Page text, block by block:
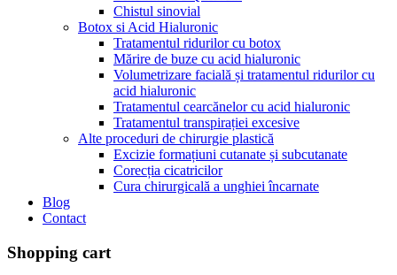
Chistul sinovial
Botox si Acid Hialuronic
Tratamentul ridurilor cu botox
Mărire de buze cu acid hialuronic
Volumetrizare facială și tratamentul ridurilor cu
acid hialuronic
Tratamentul cearcănelor cu acid hialuronic
Tratamentul transpirației excesive
Alte proceduri de chirurgie plastică
Excizie formațiuni cutanate și subcutanate
Corecția cicatricilor
Cura chirurgicală a unghiei încarnate
Blog
Contact
Shopping cart